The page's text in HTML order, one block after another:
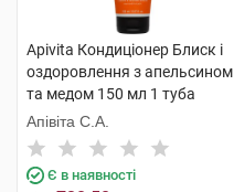
Apivita Кондиціонер Блиск і
оздоровлення з апельсином
та медом 150 мл 1 туба
Апівіта С.А.
Є в наявності